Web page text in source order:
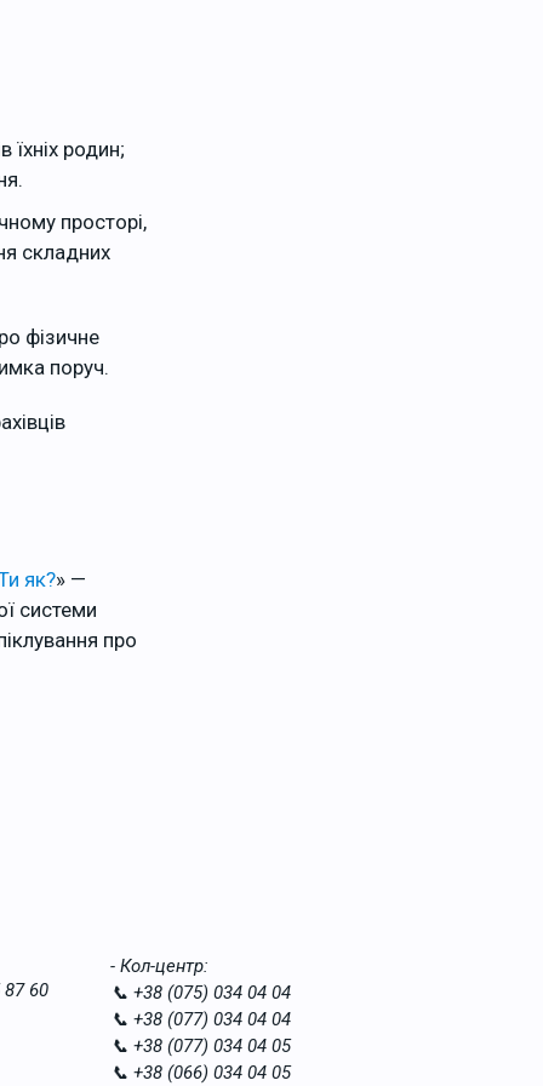
їхніх родин;
просторі,
складних
фізичне
поруч.
як?» —
системи
про
87 60
- Кол-центр:
📞 +38 (075) 034 04 04
📞 +38 (077) 034 04 04
📞 +38 (077) 034 04 05
📞 +38 (066) 034 04 05